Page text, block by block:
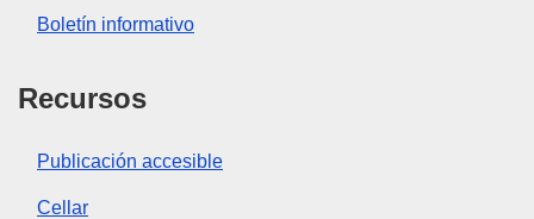
Boletín informativo
Recursos
Publicación accesible
Cellar